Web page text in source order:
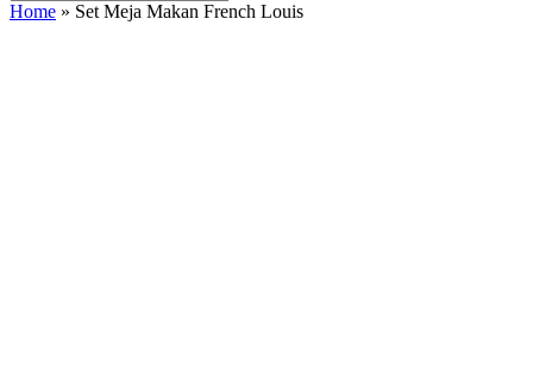
Home » Set Meja Makan French Louis